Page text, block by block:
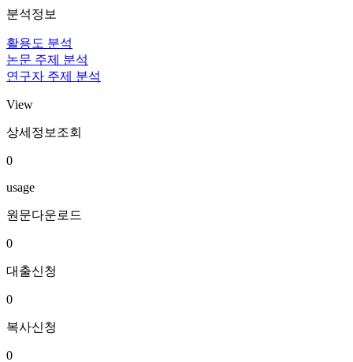
분석정보
활용도 분석
논문 주제 분석
연구자 주제 분석
View
상세정보조회
0
usage
원문다운로드
0
대출신청
0
복사신청
0